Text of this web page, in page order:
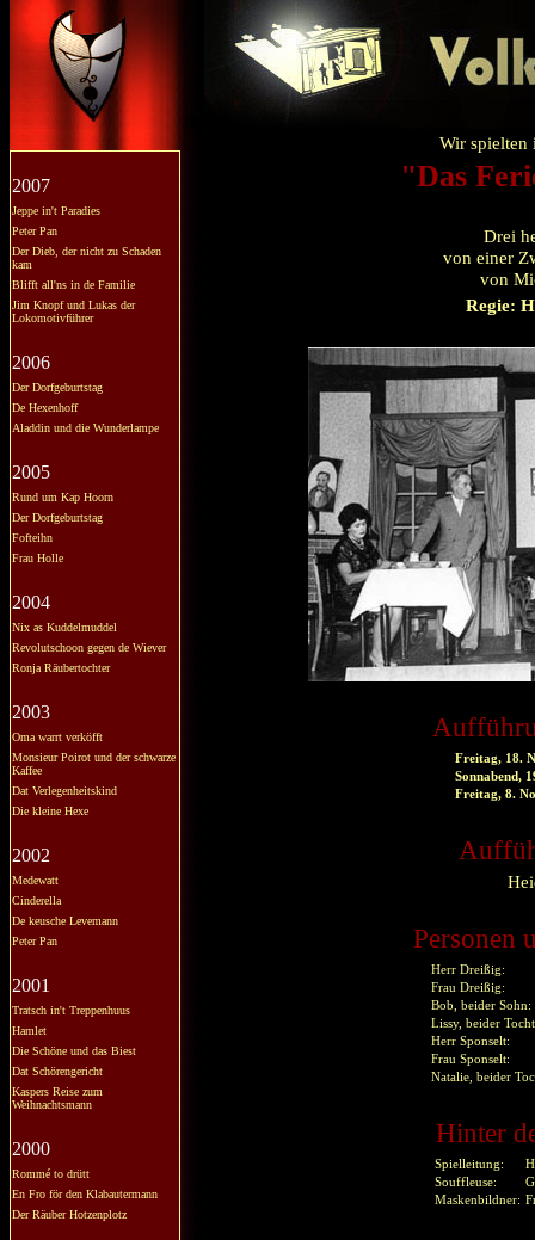
2007
Jeppe in't Paradies
Peter Pan
Der Dieb, der nicht zu Schaden
kam
Blifft all'ns in de Familie
Jim Knopf und Lukas der
Lokomotivführer
2006
Der Dorfgeburtstag
De Hexenhoff
Aladdin und die Wunderlampe
2005
Rund um Kap Hoorn
Der Dorfgeburtstag
Fofteihn
Frau Holle
2004
Nix as Kuddelmuddel
Revolutschoon gegen de Wiever
Ronja Räubertochter
2003
Oma warrt verköfft
Monsieur Poirot und der schwarze
Kaffee
Dat Verlegenheitskind
Die kleine Hexe
2002
Medewatt
Cinderella
De keusche Levemann
Peter Pan
2001
Tratsch in't Treppenhuus
Hamlet
Die Schöne und das Biest
Dat Schörengericht
Kaspers Reise zum
Weihnachtsmann
2000
Rommé to drütt
En Fro för den Klabautermann
Der Räuber Hotzenplotz
Wir spielten
"Das
Drei
von einer
von
Regie:
Freitag, 18.
Sonnabend,
Freitag, 8.
Personen
Herr Dreißig:
Frau Dreißig:
Bob, beider Sohn:
Lissy, beider
Herr Sponselt:
Frau Sponselt:
Natalie, beider
Hinter
Spielleitung:
Souffleuse:
Maskenbildner: